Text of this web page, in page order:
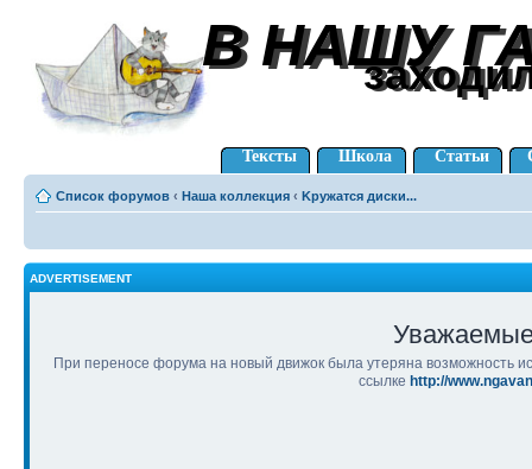
В НАШУ
В НАШУ
Тексты Школа Статьи
Список форумов ‹ Наша коллекция ‹ Kружатся диски...
ADVERTISEMENT
При переносе форума на новый движок была утеряна возможность
ссылке http://